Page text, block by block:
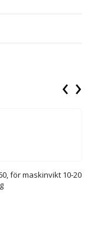
för maskinvikt 10-20
‹ ›